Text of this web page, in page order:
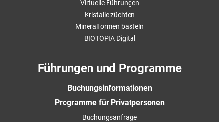
Virtuelle Führungen
Kristalle züchten
Mineralformen basteln
BIOTOPIA Digital
Führungen und Programme
Buchungsinformationen
Programme für Privatpersonen
Buchungsanfrage